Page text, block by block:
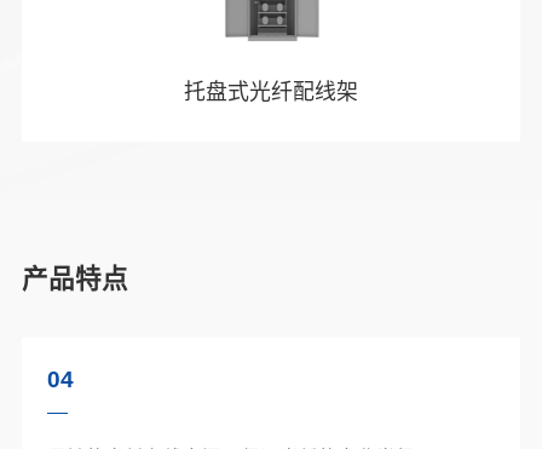
托盘式光纤配线架
产品特点
04